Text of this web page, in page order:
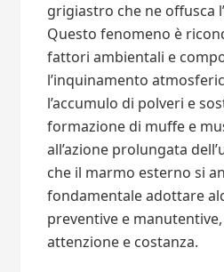
grigiastro che ne offusca
Questo fenomeno è
fattori ambientali e
l’inquinamento
l’accumulo di polveri e
formazione di muffe e
all’azione prolungata
che il marmo esterno si
fondamentale adottare
preventive e
attenzione e costanza.